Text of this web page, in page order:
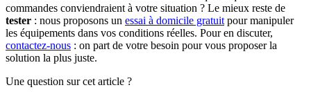
commandes conviendraient à votre situation ? Le mieux reste de
tester : nous proposons un essai à domicile gratuit pour manipuler
les équipements dans vos conditions réelles. Pour en discuter,
contactez-nous : on part de votre besoin pour vous proposer la
solution la plus juste.
Une question sur cet article ?